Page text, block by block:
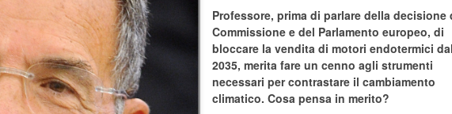
Professore, prima di parlare della decisione
Commissione e del Parlamento europeo, di
bloccare la vendita di motori endotermici dal
2035, merita fare un cenno agli strumenti
necessari per contrastare il cambiamento
climatico. Cosa pensa in merito?